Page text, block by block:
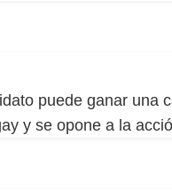
puede ganar una
y se opone a la